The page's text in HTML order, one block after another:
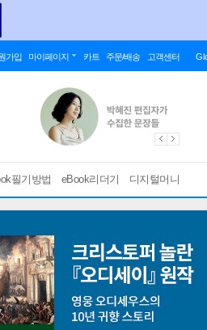
가입 마이페이지 카트 주문/배송 고객센터
필기방법 eBook리더기 디지털머니